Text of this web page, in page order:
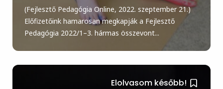
(Fejlesztő Pedagógia Online, 2022. szeptember 21.)
Előfizetőink hamarosan megkapják a Fejlesztő
Pedagógia 2022/1–3. hármas összevont...
Elolvasom később!